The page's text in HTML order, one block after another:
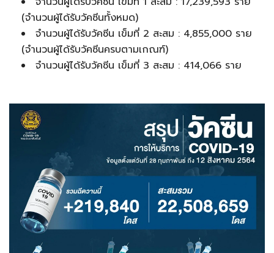
(จำนวนผู้ได้รับวัคซีนทั้งหมด)
จำนวนผู้ได้รับวัคซีน เข็มที่ 2 สะสม : 4,855,000 ราย
(จำนวนผู้ได้รับวัคซีนครบตามเกณฑ์)
จำนวนผู้ได้รับวัคซีน เข็มที่ 3 สะสม : 414,066 ราย